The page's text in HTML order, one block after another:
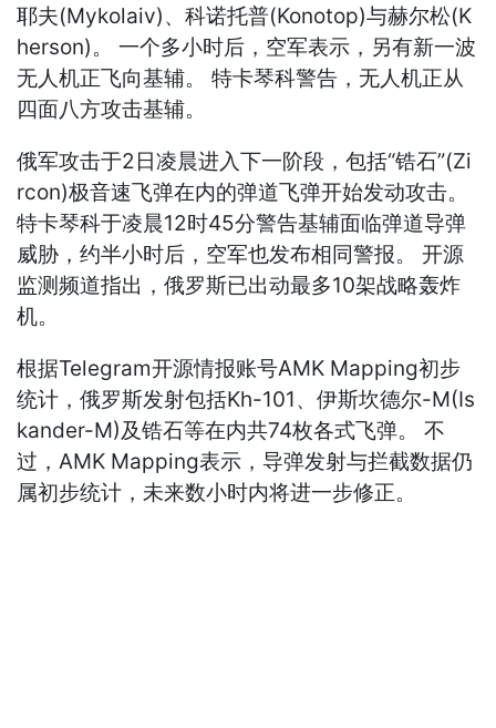
耶夫(Mykolaiv)、科诺托普(Konotop)与赫尔松(K
herson)。 一个多小时后，空军表示，另有新一波
无人机正飞向基辅。 特卡琴科警告，无人机正从
四面八方攻击基辅。
俄军攻击于2日凌晨进入下一阶段，包括“锆石”(Zi
rcon)极音速飞弹在内的弹道飞弹开始发动攻击。
特卡琴科于凌晨12时45分警告基辅面临弹道导弹
威胁，约半小时后，空军也发布相同警报。 开源
监测频道指出，俄罗斯已出动最多10架战略轰炸
机。
根据Telegram开源情报账号AMK Mapping初步
统计，俄罗斯发射包括Kh-101、伊斯坎德尔-M(Is
kander-M)及锆石等在内共74枚各式飞弹。 不
过，AMK Mapping表示，导弹发射与拦截数据仍
属初步统计，未来数小时内将进一步修正。